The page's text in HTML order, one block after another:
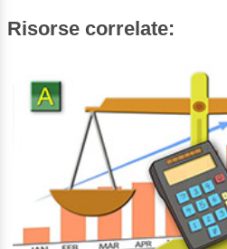
Risorse correlate: